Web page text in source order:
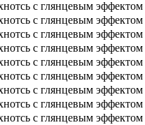
с глянцевым эффектом
с глянцевым эффектом
с глянцевым эффектом
с глянцевым эффектом
с глянцевым эффектом
с глянцевым эффектом
с глянцевым эффектом
с глянцевым эффектом
с глянцевым эффектом